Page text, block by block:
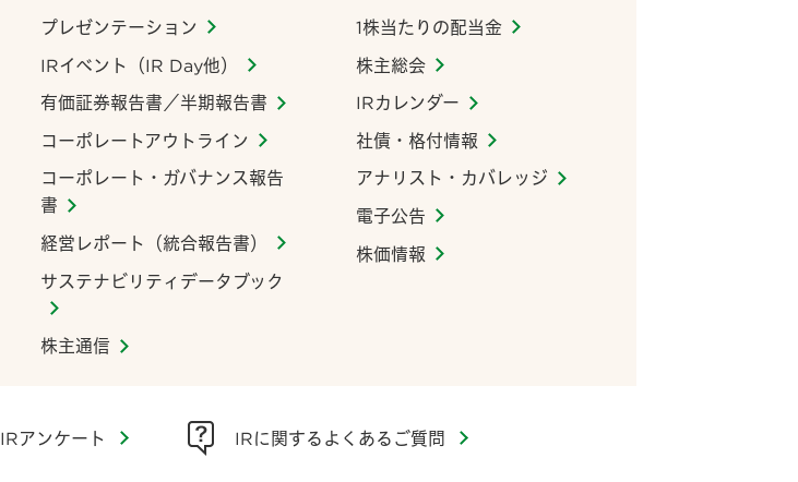
プレゼンテーション
IRイベント（IR Day他）
有価証券報告書／半期報告書
コーポレートアウトライン
コーポレート・ガバナンス報告
書
経営レポート（統合報告書）
サステナビリティデータブック
株主通信
1株当たりの配当金
株主総会
IRカレンダー
社債・格付情報
アナリスト・カバレッジ
電子公告
株価情報
IRアンケート IRに関するよくあるご質問